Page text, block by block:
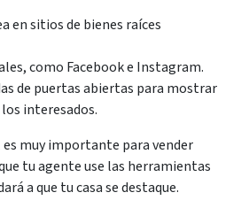
en sitios de bienes raíces
como Facebook e Instagram.
de puertas abiertas para mostrar
interesados.
muy importante para vender
tu agente use las herramientas
a que tu casa se destaque.